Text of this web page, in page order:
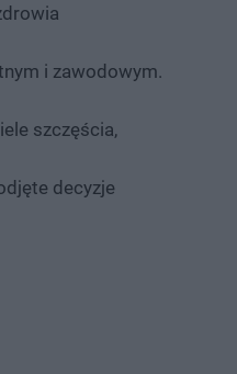
i zawodowym.
szczęścia,
decyzje